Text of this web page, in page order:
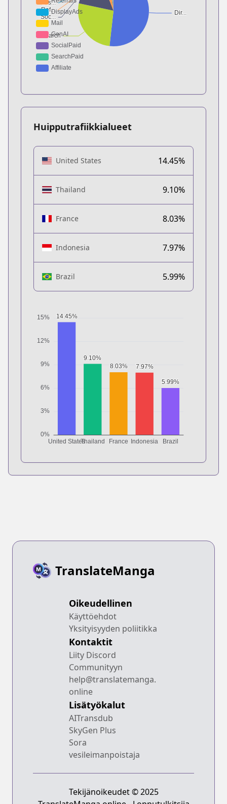
Huipputrafiikkialueet
United States 14.45%
Thailand 9.10%
France 8.03%
Indonesia 7.97%
Brazil 5.99%
TranslateManga
Oikeudellinen
Käyttöehdot
Yksityisyyden poliitikka
Kontaktit
Liity Discord
Communityyn
help@translatemanga.
online
Lisätyökalut
AITransdub
SkyGen Plus
Sora
vesileimanpoistaja
Tekijänoikeudet © 2025